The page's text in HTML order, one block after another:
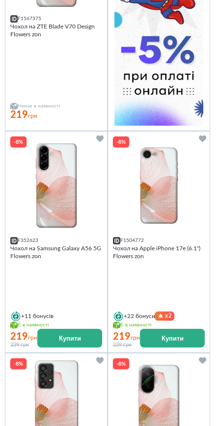
F1567375
Чохол на ZTE Blade V70 Design
Flowers zon
Немає в наявності
219грн
-8%
F352623
Чохол на Samsung Galaxy A56 5G
Flowers zon
+11 бонусів
Є в наявності
219грн
239 грн
Купити
-8%
F1504772
Чохол на Apple iPhone 17e (6.1")
Flowers zon
+22 бонуси 🔥x2
Є в наявності
219грн
239 грн
Купити
-8% -8%